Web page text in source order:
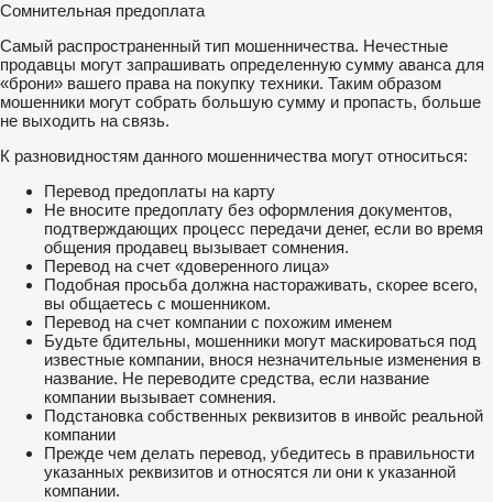
Сомнительная предоплата
Самый распространенный тип мошенничества. Нечестные
продавцы могут запрашивать определенную сумму аванса для
«брони» вашего права на покупку техники. Таким образом
мошенники могут собрать большую сумму и пропасть, больше
не выходить на связь.
К разновидностям данного мошенничества могут относиться:
Перевод предоплаты на карту
Не вносите предоплату без оформления документов,
подтверждающих процесс передачи денег, если во время
общения продавец вызывает сомнения.
Перевод на счет «доверенного лица»
Подобная просьба должна настораживать, скорее всего,
вы общаетесь с мошенником.
Перевод на счет компании с похожим именем
Будьте бдительны, мошенники могут маскироваться под
известные компании, внося незначительные изменения в
название. Не переводите средства, если название
компании вызывает сомнения.
Подстановка собственных реквизитов в инвойс реальной
компании
Прежде чем делать перевод, убедитесь в правильности
указанных реквизитов и относятся ли они к указанной
компании.